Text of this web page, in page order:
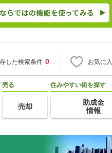
した検索条件 0 お気に
売る
売却
住みやすい街を探す
助成金
情報